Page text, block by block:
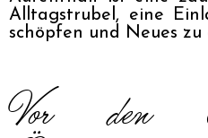
Alltagstrubel, eine
schöpfen und Neues zu
Vor den